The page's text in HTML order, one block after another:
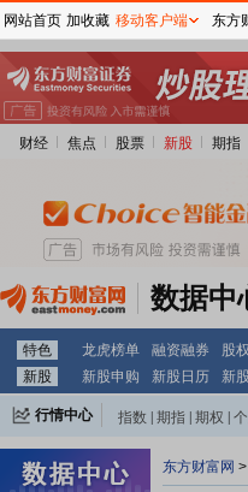
财经 焦点 股票 新股 期指
数据中
特色 龙虎榜单 融资融券 股
新股
新股申购 新股日历 新
行情中心 指数 期指 期权
东方财富网 >
网站首页 加收藏 移动客户端 东方